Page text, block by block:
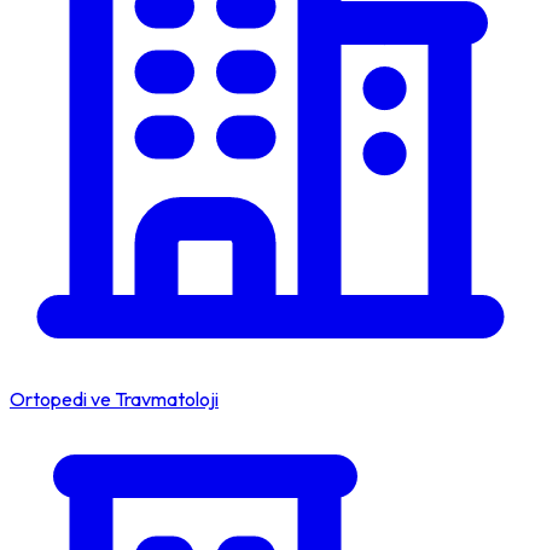
Ortopedi ve Travmatoloji